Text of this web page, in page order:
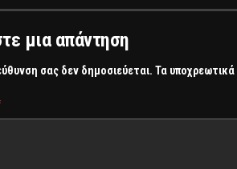
μια απάντηση
σας δεν δημοσιεύεται. Τα υποχρεωτικά